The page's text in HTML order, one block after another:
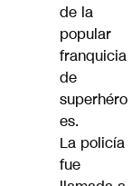
de la
popular
franquicia
de
superhéro
es.
La policía
fue